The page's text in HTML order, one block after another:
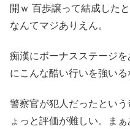
開ｗ 百歩譲って結成した
なんてマジありえん。
痴漢にボーナスステージ
にこんな酷い行いを強いる
警察官が犯人だったとい
ょっと評価が難しい。ま